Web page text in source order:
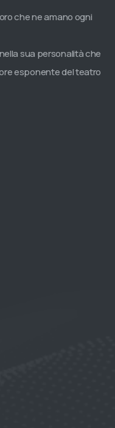
che ne amano ogni
sua personalità che
esponente del teatro